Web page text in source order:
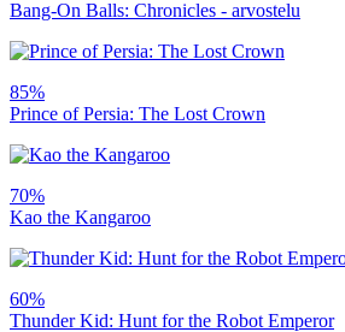
Bang-On Balls: Chronicles - arvostelu
85%
Prince of Persia: The Lost Crown
70%
Kao the Kangaroo
60%
Thunder Kid: Hunt for the Robot Emperor